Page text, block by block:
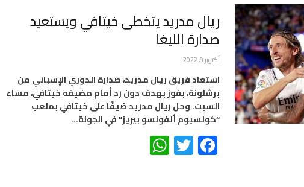
ريال مدريد يتخطى خيتافي ويستعيد
صدارة الليغا
أكتوبر 9, 2022
استعاد فريق ريال مدريد، صدارة الدوري الإسباني من
برشلونة، بفوز بهدف دون رد أمام مضيفه خيتافي، مساء
السبت. وحل ريال مدريد ضيفًا على خيتافي بملعب
“كولسيوم ألفونسو بيريز” في الجولة…
Facebook
Twitter